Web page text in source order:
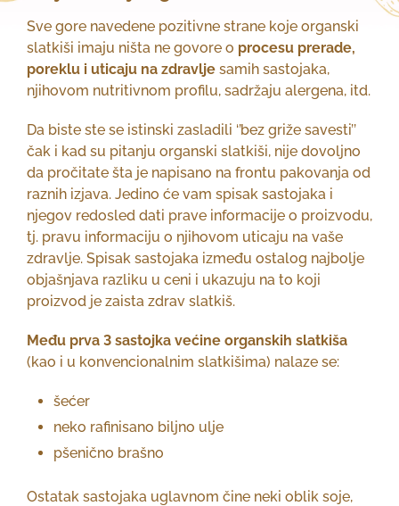
Sve gore navedene pozitivne strane koje organski
slatkiši imaju ništa ne govore o procesu prerade,
poreklu i uticaju na zdravlje samih sastojaka,
njihovom nutritivnom profilu, sadržaju alergena, itd.
Da biste ste se istinski zasladili ‘’bez griže savesti’’
čak i kad su pitanju organski slatkiši, nije dovoljno
da pročitate šta je napisano na frontu pakovanja od
raznih izjava. Jedino će vam spisak sastojaka i
njegov redosled dati prave informacije o proizvodu,
tj. pravu informaciju o njihovom uticaju na vaše
zdravlje. Spisak sastojaka između ostalog najbolje
objašnjava razliku u ceni i ukazuju na to koji
proizvod je zaista zdrav slatkiš.
Među prva 3 sastojka većine organskih slatkiša
(kao i u konvencionalnim slatkišima) nalaze se:
šećer
neko rafinisano biljno ulje
pšenično brašno
Ostatak sastojaka uglavnom čine neki oblik soje,